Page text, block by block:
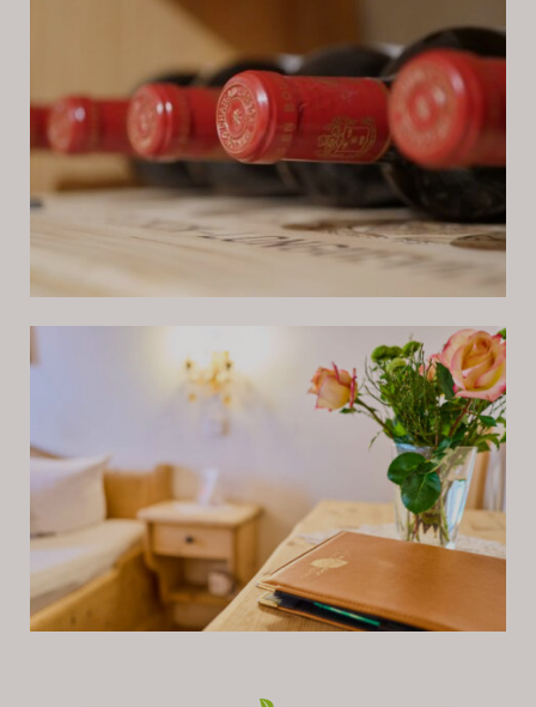
WEINKELLER
ANGEBOTE
– genau das Richtige für heiße
Sommertage im Biergarten 🥗
15. bis 22. August
TISCH RESERVIEREN